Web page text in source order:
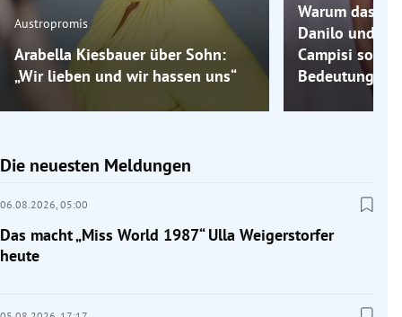
Austropromis
Arabella Kiesbauer über Sohn:
„Wir lieben und wir hassen uns“
Warum das
Danilo und
Campisi so
Bedeutung hat
Die neuesten Meldungen
06.08.2026, 05:00
Das macht „Miss World 1987“ Ulla Weigerstorfer
heute